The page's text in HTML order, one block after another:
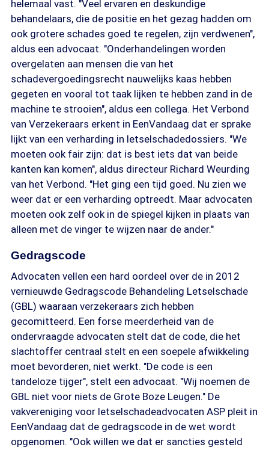
helemaal vast. "Veel ervaren en deskundige
behandelaars, die de positie en het gezag hadden om
ook grotere schades goed te regelen, zijn verdwenen",
aldus een advocaat. "Onderhandelingen worden
overgelaten aan mensen die van het
schadevergoedingsrecht nauwelijks kaas hebben
gegeten en vooral tot taak lijken te hebben zand in de
machine te strooien", aldus een collega. Het Verbond
van Verzekeraars erkent in EenVandaag dat er sprake
lijkt van een verharding in letselschadedossiers. "We
moeten ook fair zijn: dat is best iets dat van beide
kanten kan komen", aldus directeur Richard Weurding
van het Verbond. "Het ging een tijd goed. Nu zien we
weer dat er een verharding optreedt. Maar advocaten
moeten ook zelf ook in de spiegel kijken in plaats van
alleen met de vinger te wijzen naar de ander."
Gedragscode
Advocaten vellen een hard oordeel over de in 2012
vernieuwde Gedragscode Behandeling Letselschade
(GBL) waaraan verzekeraars zich hebben
gecomitteerd. Een forse meerderheid van de
ondervraagde advocaten stelt dat de code, die het
slachtoffer centraal stelt en een soepele afwikkeling
moet bevorderen, niet werkt. "De code is een
tandeloze tijger", stelt een advocaat. "Wij noemen de
GBL niet voor niets de Grote Boze Leugen." De
vakvereniging voor letselschadeadvocaten ASP pleit in
EenVandaag dat de gedragscode in de wet wordt
opgenomen. "Ook willen we dat er sancties gesteld